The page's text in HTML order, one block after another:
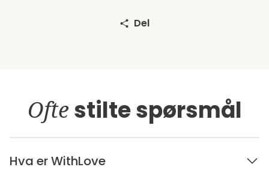
Del
Ofte stilte spørsmål
Hva er WithLove